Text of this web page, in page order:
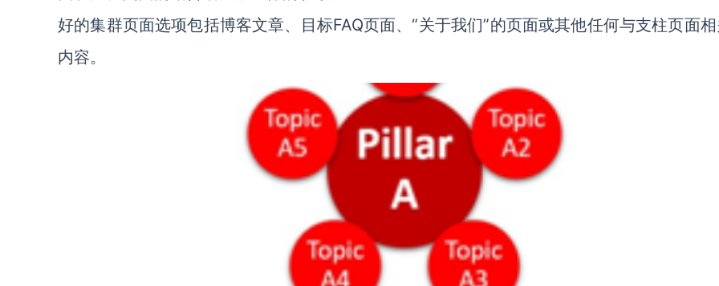
好的集群页面选项包括博客文章、目标FAQ页面、“关于我们”的页面或其他任何与支柱页面
内容。